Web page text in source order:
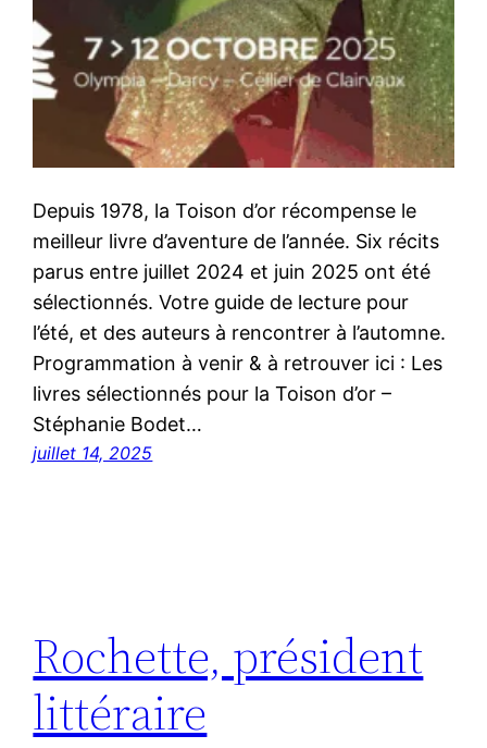
Depuis 1978, la Toison d’or récompense le
meilleur livre d’aventure de l’année. Six récits
parus entre juillet 2024 et juin 2025 ont été
sélectionnés. Votre guide de lecture pour
l’été, et des auteurs à rencontrer à l’automne.
Programmation à venir & à retrouver ici : Les
livres sélectionnés pour la Toison d’or –
Stéphanie Bodet…
juillet 14, 2025
Rochette, président
littéraire